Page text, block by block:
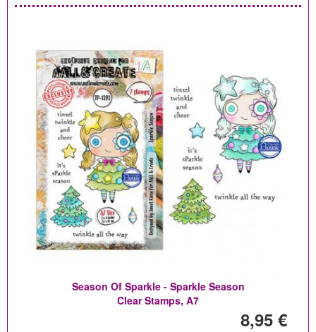
Season Of Sparkle - Sparkle Season
Clear Stamps, A7
8,95 €